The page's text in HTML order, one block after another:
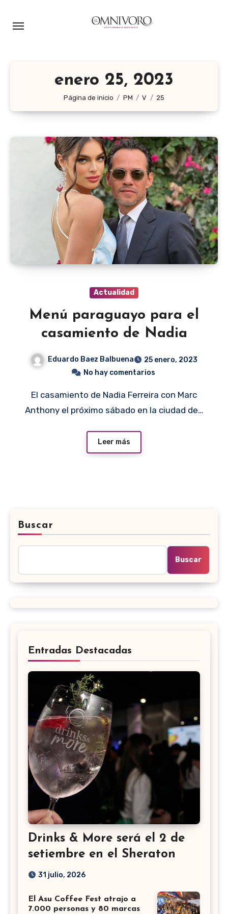
enero 25, 2023
Página de inicio PM V 25
Actualidad
Menú paraguayo para el
casamiento de Nadia
Eduardo Baez Balbuena
25 enero, 2023
No hay comentarios
El casamiento de Nadia Ferreira con Marc
Anthony el próximo sábado en la ciudad de…
Leer más
Buscar
Buscar
Entradas Destacadas
Drinks & More será el 2 de
setiembre en el Sheraton
31 julio, 2026
El Asu Coffee Fest atrajo a
7.000 personas y 80 marcas